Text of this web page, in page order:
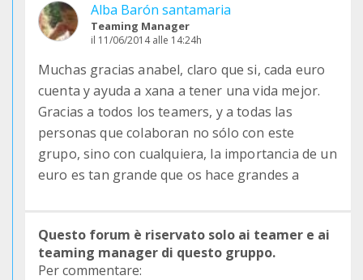
Alba Barón santamaria
Teaming Manager
il 11/06/2014 alle 14:24h
Muchas gracias anabel, claro que si, cada euro
cuenta y ayuda a xana a tener una vida mejor.
Gracias a todos los teamers, y a todas las
personas que colaboran no sólo con este
grupo, sino con cualquiera, la importancia de un
euro es tan grande que os hace grandes a
Questo forum è riservato solo ai teamer e ai
teaming manager di questo gruppo.
Per commentare: